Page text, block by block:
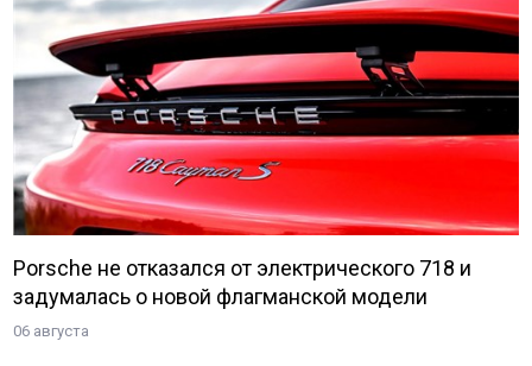
Porsche не отказался от электрического 718 и
задумалась о новой флагманской модели
06 августа